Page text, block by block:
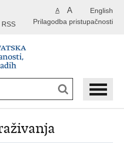
English
A A
Prilagodba pristupačnosti
RSS